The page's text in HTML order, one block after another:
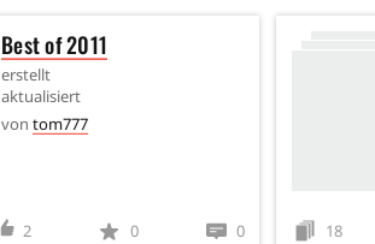
Best of 2011
erstellt
aktualisiert
von tom777
2 0 0 18